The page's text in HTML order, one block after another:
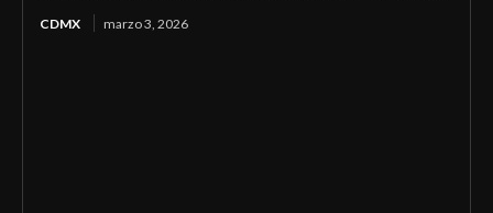
CDMX marzo 3, 2026